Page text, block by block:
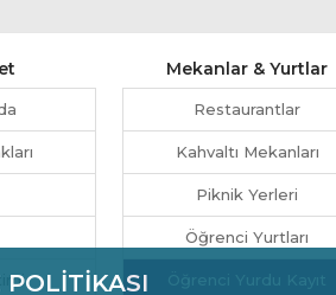
POLİTİKASI
Mekanlar & Yurtlar
Restaurantlar
Kahvaltı Mekanları
Piknik Yerleri
Öğrenci Yurtları